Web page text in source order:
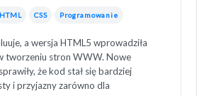
HTML CSS Programowanie
a wersja HTML5 wprowadziła
tworzeniu stron WWW. Nowe
że kod stał się bardziej
i przyjazny zarówno dla